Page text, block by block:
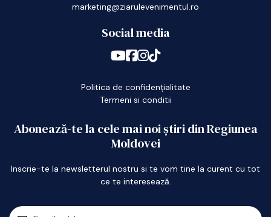
marketing@ziarulevenimentul.ro
Social media
Politica de confidențialitate
Termeni si conditii
Abonează-te la cele mai noi știri din Regiunea
Moldovei
Inscrie-te la newsletterul nostru si te vom tine la curent cu tot
ce te interesează.